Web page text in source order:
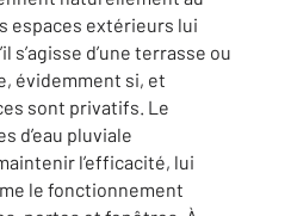
espaces extérieurs lui
s’agisse d’une terrasse ou
évidemment si, et
sont privatifs. Le
d’eau pluviale
l’efficacité, lui
le fonctionnement